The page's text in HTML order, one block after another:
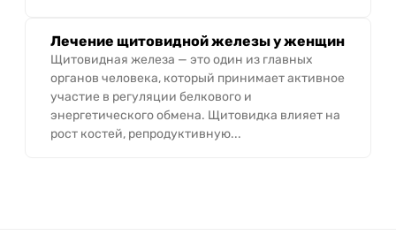
Лечение щитовидной железы у женщин
Щитовидная железа — это один из главных
органов человека, который принимает активное
участие в регуляции белкового и
энергетического обмена. Щитовидка влияет на
рост костей, репродуктивную...